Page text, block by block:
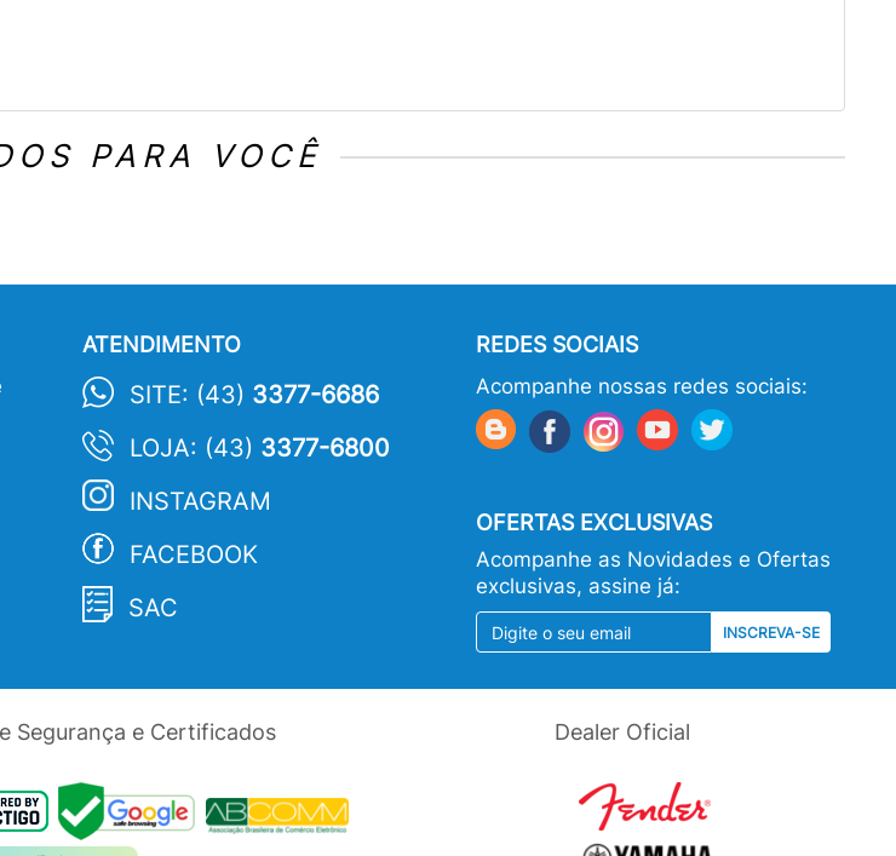
PARA VOCÊ
ATENDIMENTO
SITE: (43) 3377-6686
LOJA: (43) 3377-6800
INSTAGRAM
FACEBOOK
SAC
REDES SOCIAIS
Acompanhe nossas redes sociais:
OFERTAS EXCLUSIVAS
Acompanhe as Novidades e Ofertas
exclusivas, assine já:
INSCREVA-SE
Segurança e Certificados Dealer Oficial